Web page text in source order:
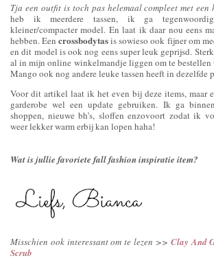
Tja een outfit is toch pas helemaal compleet met
heb ik meerdere tassen, ik ga
kleiner/compacter model. En laat ik daar nou eens
hebben. Eencrossbodytasis sowieso ook fijner om
en dit model is ook nog eens super leuk geprijsd.
al in mijn online winkelmandje liggen om te bestellen
Mango ook nog andere leuke tassen heeft in dezelfde
Voor dit artikel laat ik het even bij deze items, maar
garderobe wel een update gebruiken. Ik ga
shoppen, nieuwe bh’s, sloffen enzovoort zodat ik
weer lekker warm erbij kan lopen haha!
Wat is jullie favoriete fall fashion inspiratie item?
Misschien ook interessant om te lezen >> Clay And
Scrub